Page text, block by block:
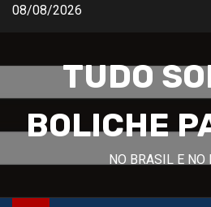
Skip08/08/2026
TUDO
BOLICHE
NO BRASIL E NO